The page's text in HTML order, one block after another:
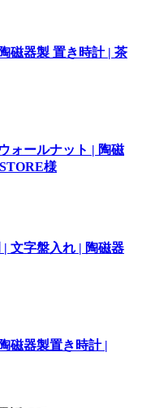
磁器製 置き時計 | 茶
ォールナット | 陶磁
様
文字盤入れ | 陶磁器
磁器製置き時計 |